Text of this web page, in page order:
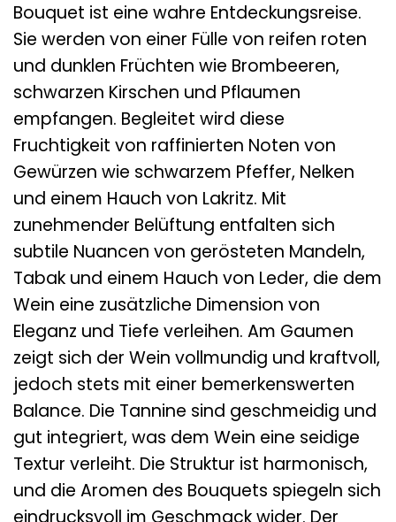
Bouquet ist eine wahre Entdeckungsreise.
Sie werden von einer Fülle von reifen roten
und dunklen Früchten wie Brombeeren,
schwarzen Kirschen und Pflaumen
empfangen. Begleitet wird diese
Fruchtigkeit von raffinierten Noten von
Gewürzen wie schwarzem Pfeffer, Nelken
und einem Hauch von Lakritz. Mit
zunehmender Belüftung entfalten sich
subtile Nuancen von gerösteten Mandeln,
Tabak und einem Hauch von Leder, die dem
Wein eine zusätzliche Dimension von
Eleganz und Tiefe verleihen. Am Gaumen
zeigt sich der Wein vollmundig und kraftvoll,
jedoch stets mit einer bemerkenswerten
Balance. Die Tannine sind geschmeidig und
gut integriert, was dem Wein eine seidige
Textur verleiht. Die Struktur ist harmonisch,
und die Aromen des Bouquets spiegeln sich
eindrucksvoll im Geschmack wider. Der